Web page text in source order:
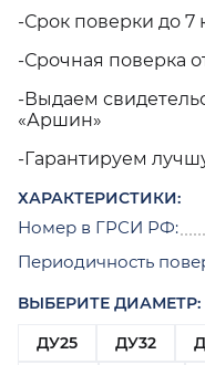
-Срок поверки до 7
-Срочная поверка
-Выдаем
«Аршин»
-Гарантируем
ХАРАКТЕРИСТИКИ:
Номер в ГРСИ РФ:
Периодичность
ВЫБЕРИТЕ ДИАМЕТР:
ДУ25
ДУ32